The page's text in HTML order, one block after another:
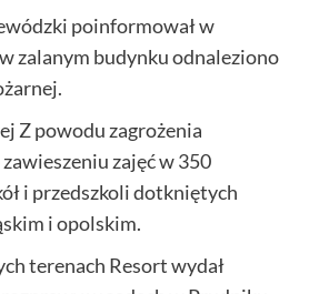
poinformował w
zalanym budynku odnaleziono
Z powodu zagrożenia
zajęć w 350
i przedszkoli dotkniętych
i opolskim.
terenach Resort wydał